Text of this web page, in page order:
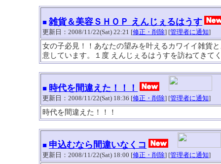
■ 雑貨＆美容ＳＨＯＰ えんじぇるはうす
更新日：2008/11/22(Sat) 22:21 [修正・削除] [管理者に通知]
女の子必見！！あなたの望みを叶えるカワイイ雑貨
意しています。１度 えんじぇるはうすを訪ねてきて
■ 時代を間違えた！！！
更新日：2008/11/22(Sat) 18:36 [修正・削除] [管理者に通知]
時代を間違えた！！！
■ 申込むなら間違いなくコ
更新日：2008/11/22(Sat) 18:00 [修正・削除] [管理者に通知]